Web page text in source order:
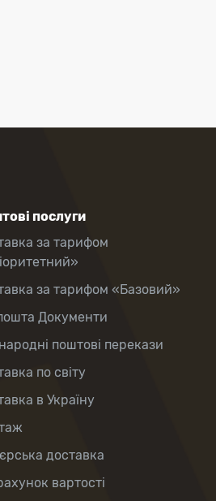
послуги
за тарифом
за тарифом «Базовий»
Документи
поштові перекази
по світу
в Україну
доставка
вартості